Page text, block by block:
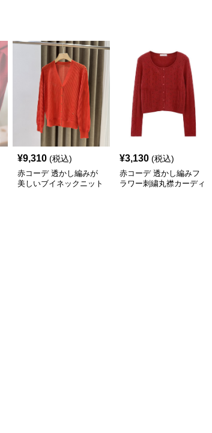
¥9,310 (税込)
赤コーデ 透かし編みが
美しいブイネックニット
¥3,130 (税込)
赤コーデ 透かし編みフ
ラワー刺繍丸襟カーディ